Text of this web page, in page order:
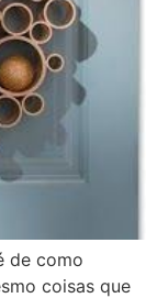
de como
coisas que